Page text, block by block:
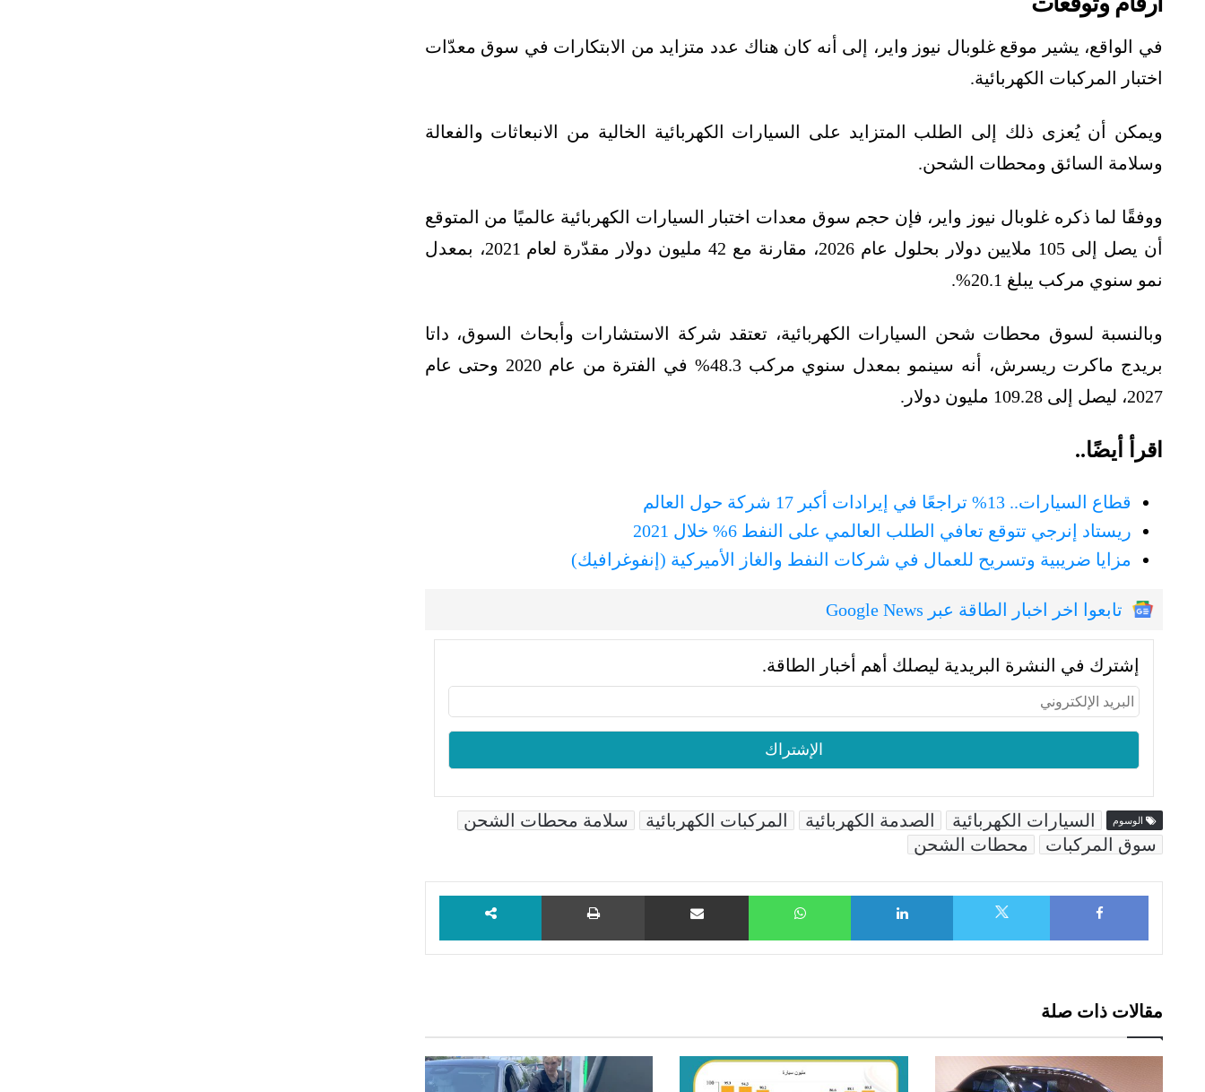
في الواقع، يشير موقع غلوبال نيوز واير، إلى أنه كان هناك عدد متزايد من الابتكارات في سوق معدّات
اختبار المركبات الكهربائية.
ويمكن أن يُعزى ذلك إلى الطلب المتزايد على السيارات الكهربائية الخالية من الانبعاثات والفعالة
وسلامة السائق ومحطات الشحن.
ووفقًا لما ذكره غلوبال نيوز واير، فإن حجم سوق معدات اختبار السيارات الكهربائية عالميًا من المتوقع
أن يصل إلى 105 ملايين دولار بحلول عام 2026، مقارنة مع 42 مليون دولار مقدّرة لعام 2021، بمعدل
نمو سنوي مركب يبلغ 20.1%.
وبالنسبة لسوق محطات شحن السيارات الكهربائية، تعتقد شركة الاستشارات وأبحاث السوق، داتا
بريدج ماكرت ريسرش، أنه سينمو بمعدل سنوي مركب 48.3% في الفترة من عام 2020 وحتى عام
2027، ليصل إلى 109.28 مليون دولار.
اقرأ أيضًا..
قطاع السيارات.. 13% تراجعًا في إيرادات أكبر 17 شركة حول العالم
ريستاد إنرجي تتوقع تعافي الطلب العالمي على النفط 6% خلال 2021
مزايا ضريبية وتسريح للعمال في شركات النفط والغاز الأميركية (إنفوغرافيك)
تابعوا اخر اخبار الطاقة عبر Google News
إشترك في النشرة البريدية ليصلك أهم أخبار الطاقة.
الوسوم السيارات الكهربائية الصدمة الكهربائية المركبات الكهربائية
سلامة محطات الشحن
سوق المركبات
محطات الشحن
Facebook
LinkedIn
WhatsApp مشاركة عبر البريد طباعة
مقالات ذات صلة